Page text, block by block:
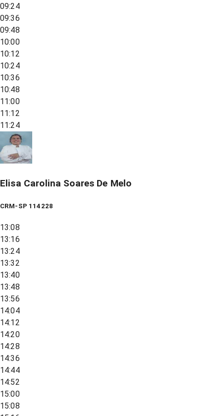
09:24
09:36
09:48
10:00
10:12
10:24
10:36
10:48
11:00
11:12
11:24
Elisa Carolina Soares De Melo
CRM-SP 114228
13:08
13:16
13:24
13:32
13:40
13:48
13:56
14:04
14:12
14:20
14:28
14:36
14:44
14:52
15:00
15:08